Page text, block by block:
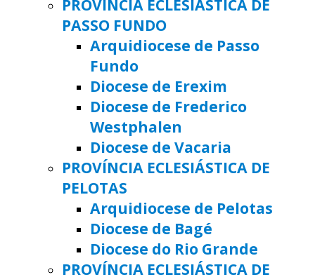
PROVÍNCIA ECLESIÁSTICA DE
PASSO FUNDO
Arquidiocese de Passo
Fundo
Diocese de Erexim
Diocese de Frederico
Westphalen
Diocese de Vacaria
PROVÍNCIA ECLESIÁSTICA DE
PELOTAS
Arquidiocese de Pelotas
Diocese de Bagé
Diocese do Rio Grande
PROVÍNCIA ECLESIÁSTICA DE